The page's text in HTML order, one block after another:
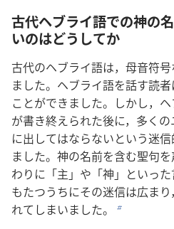
古代ヘブライ語での神の
いのはどうしてか
古代のヘブライ語は，母音符
ました。ヘブライ語を話す読
ことができました。しかし，ヘ
が書き終えられた後に，多く
に出してはならないという迷
ました。神の名前を含む聖句
わりに「主」や「神」といっ
もたつうちにその迷信は広ま
れてしまいました。
b